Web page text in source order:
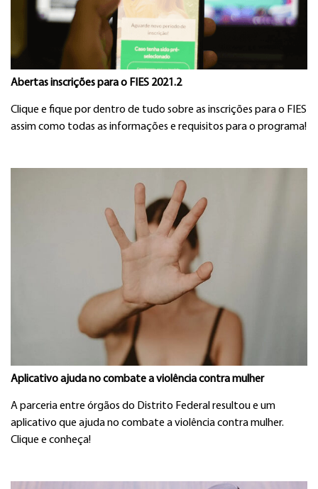
Abertas inscrições para o FIES 2021.2
Clique e fique por dentro de tudo sobre as inscrições para o FIES
assim como todas as informações e requisitos para o programa!
Aplicativo ajuda no combate a violência contra mulher
A parceria entre órgãos do Distrito Federal resultou e um
aplicativo que ajuda no combate a violência contra mulher.
Clique e conheça!